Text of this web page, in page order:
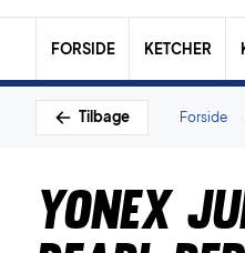
FORSIDE KETCHER
Tilbage Forside
Yonex